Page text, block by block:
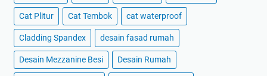
Cat Plitur Cat Tembok cat waterproof
Cladding Spandex desain fasad rumah
Desain Mezzanine Besi Desain Rumah